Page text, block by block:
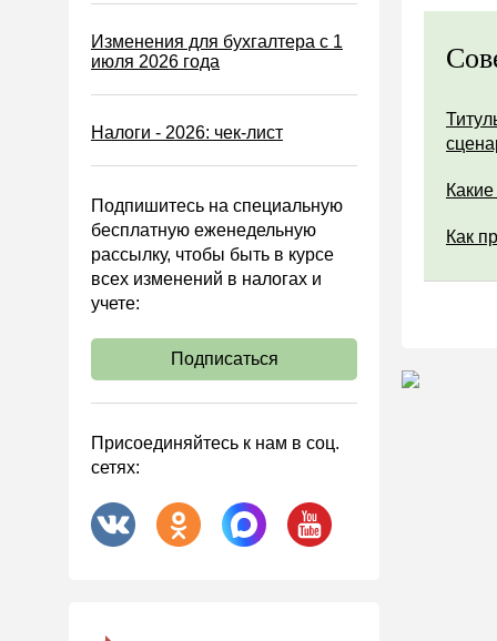
Банк
Онлайн-кассы ККТ ККМ
деятельности (АХД)
Охрана труда и аттестация
Охрана труда
Валютные операции
Налоговая система РФ
Налоговое планирование
Договоры
АО
Изменения для бухгалтера с 1
июля 2026 года
Налоги - 2026: чек-лист
Подпишитесь на специальную
бесплатную еженедельную
рассылку, чтобы быть в курсе
всех изменений в налогах и
учете:
Подписаться
Присоединяйтесь к нам в соц.
сетях:
Как